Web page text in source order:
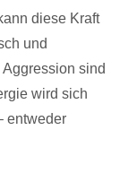
diese Kraft
und
sind
wird sich
entweder